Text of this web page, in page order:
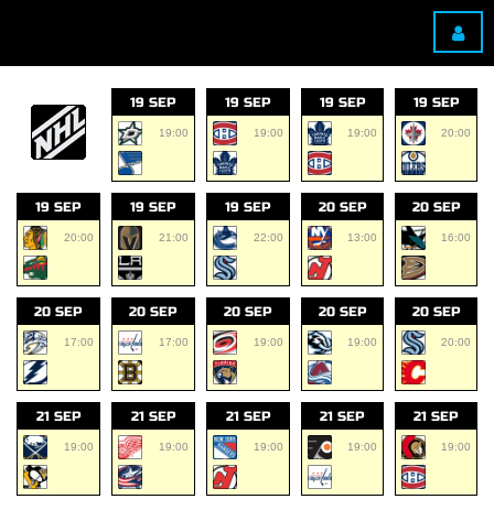
19 SEP
19:00
19 SEP
19:00
19 SEP
19:00
19 SEP
20:00
19 SEP
20:00
19 SEP
21:00
19 SEP
22:00
20 SEP
13:00
20 SEP
16:00
20 SEP
17:00
20 SEP
17:00
20 SEP
19:00
20 SEP
19:00
20 SEP
20:00
21 SEP
19:00
21 SEP
19:00
21 SEP
19:00
21 SEP
19:00
21 SEP
19:00